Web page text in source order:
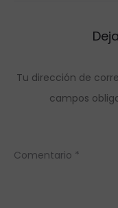
Tu dirección de
campos
Comentario *